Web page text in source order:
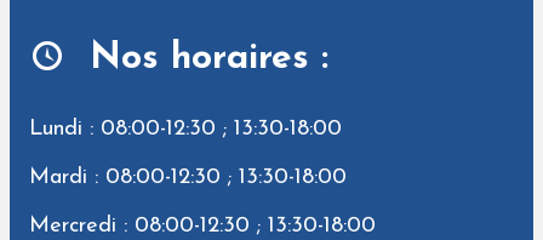
Nos horaires :
Lundi : 08:00-12:30 ; 13:30-18:00
Mardi : 08:00-12:30 ; 13:30-18:00
Mercredi : 08:00-12:30 ; 13:30-18:00